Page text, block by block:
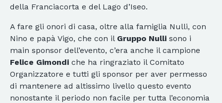
della Franciacorta e del Lago d’Iseo.
A fare gli onori di casa, oltre alla famiglia Nulli, con
Nino e papà Vigo, che con il Gruppo Nulli sono i
main sponsor dell’evento, c’era anche il campione
Felice Gimondi che ha ringraziato il Comitato
Organizzatore e tutti gli sponsor per aver permesso
di mantenere ad altissimo livello questo evento
nonostante il periodo non facile per tutta l’economia